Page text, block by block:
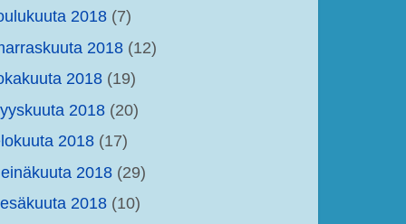
2018 (7)
2018 (12)
2018 (19)
2018 (20)
2018 (17)
2018 (29)
2018 (10)